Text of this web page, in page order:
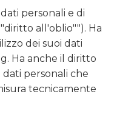
personali e di
all'oblio""). Ha
dei suoi dati
Ha anche il diritto
personali che
tecnicamente